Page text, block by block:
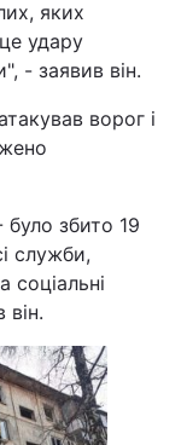
яких
удару
- заявив він.
ворог і
збито 19
служби,
соціальні